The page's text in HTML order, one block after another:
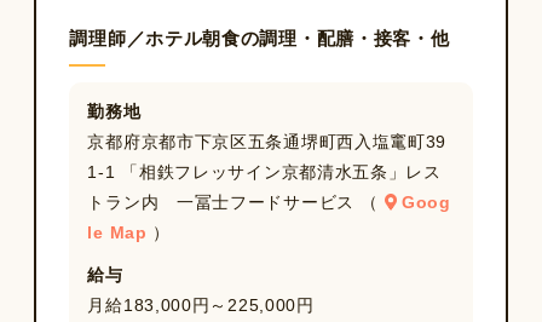
調理師／ホテル朝食の調理・配膳・接客・他
勤務地
京都府京都市下京区五条通堺町西入塩竃町39
1-1 「相鉄フレッサイン京都清水五条」レス
トラン内 一冨士フードサービス （
Goog
le Map ）
給与
月給183,000円～225,000円